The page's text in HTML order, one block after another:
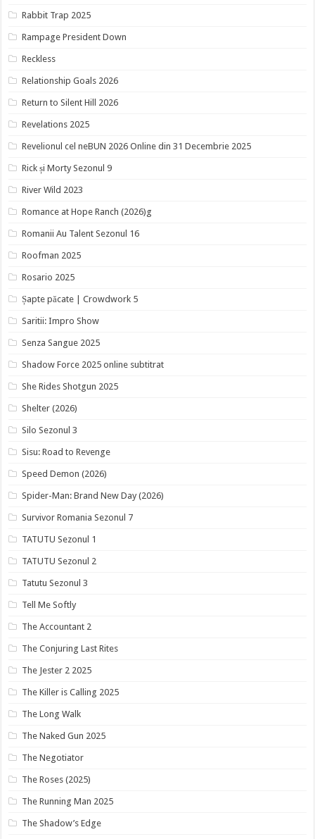
Rabbit Trap 2025
Rampage President Down
Reckless
Relationship Goals 2026
Return to Silent Hill 2026
Revelations 2025
Revelionul cel neBUN 2026 Online din 31 Decembrie 2025
Rick și Morty Sezonul 9
River Wild 2023
Romance at Hope Ranch (2026)g
Romanii Au Talent Sezonul 16
Roofman 2025
Rosario 2025
Șapte păcate | Crowdwork 5
Saritii: Impro Show
Senza Sangue 2025
Shadow Force 2025 online subtitrat
She Rides Shotgun 2025
Shelter (2026)
Silo Sezonul 3
Sisu: Road to Revenge
Speed Demon (2026)
Spider-Man: Brand New Day (2026)
Survivor Romania Sezonul 7
TATUTU Sezonul 1
TATUTU Sezonul 2
Tatutu Sezonul 3
Tell Me Softly
The Accountant 2
The Conjuring Last Rites
The Jester 2 2025
The Killer is Calling 2025
The Long Walk
The Naked Gun 2025
The Negotiator
The Roses (2025)
The Running Man 2025
The Shadow’s Edge